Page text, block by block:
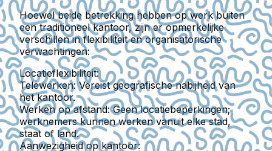
Hoewel beide betrekking hebben op werk buiten
een traditioneel kantoor, zijn er opmerkelijke
verschillen in flexibiliteit en organisatorische
verwachtingen:
Locatieflexibiliteit:
Telewerken:Vereist geografische nabijheid van
het kantoor.
Werken op afstand:Geen locatiebeperkingen;
werknemers kunnen werken vanuit elke stad,
staat of land.
Aanwezigheid op kantoor: